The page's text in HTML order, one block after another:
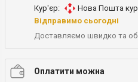
Кур'єр:
Нова Пошта
Відправимо сьогодні
Доставляємо швидко та
Оплатити можна